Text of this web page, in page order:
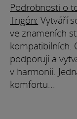
Podrobnosti o
Trigón: Vytváří
ve znameních
kompatibilních.
podporují a
v harmonii.
komfortu...